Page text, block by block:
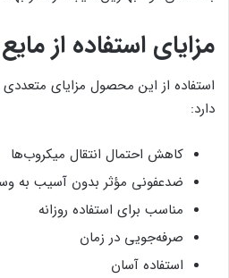
مزایای استفاده از
استفاده از این محصول مزایای متعددی
دارد:
کاهش احتمال انتقال میکروب‌ها
ضدعفونی مؤثر بدون آسیب به
مناسب برای استفاده روزانه
صرفه‌جویی در زمان
استفاده آسان